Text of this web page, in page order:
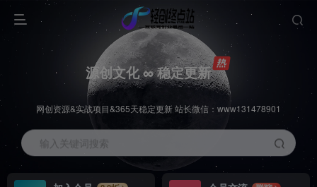
源创文化 ∞ 稳定更新
网创资源&实战项目&365天稳定更新 站长微信：www131478901
输入关键词搜索